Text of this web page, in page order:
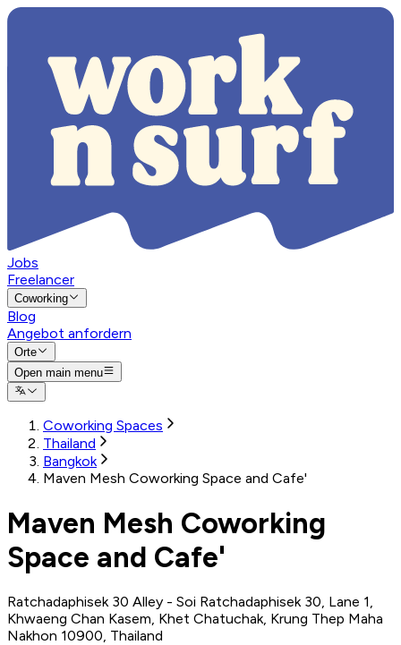
Jobs
Freelancer
Coworking
Blog
Angebot anfordern
Orte
Open main menu
Coworking Spaces
Thailand
Bangkok
Maven Mesh Coworking Space and Cafe'
Maven Mesh Coworking
Space and Cafe'
Ratchadaphisek 30 Alley - Soi Ratchadaphisek 30, Lane 1,
Khwaeng Chan Kasem, Khet Chatuchak, Krung Thep Maha
Nakhon 10900, Thailand